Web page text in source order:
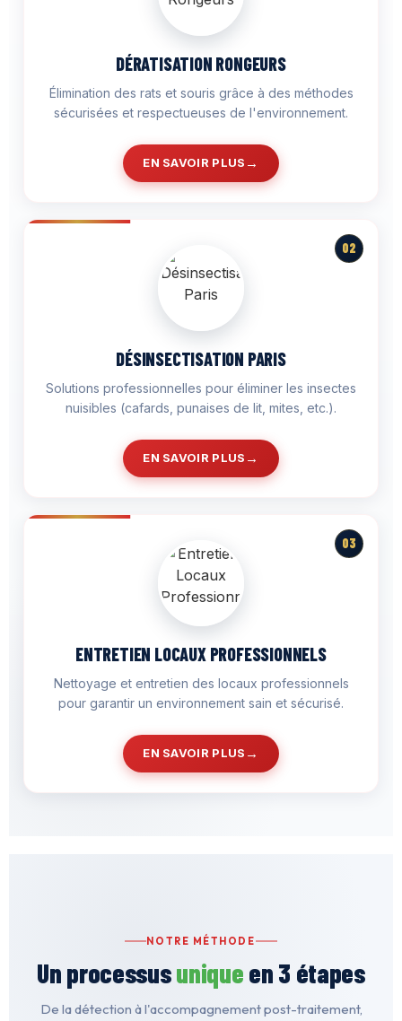
DÉRATISATION RONGEURS
Élimination des rats et souris grâce à des méthodes
sécurisées et respectueuses de l'environnement.
EN SAVOIR PLUS
02
DÉSINSECTISATION PARIS
Solutions professionnelles pour éliminer les insectes
nuisibles (cafards, punaises de lit, mites, etc.).
EN SAVOIR PLUS
03
ENTRETIEN LOCAUX PROFESSIONNELS
Nettoyage et entretien des locaux professionnels
pour garantir un environnement sain et sécurisé.
EN SAVOIR PLUS
NOTRE MÉTHODE
Un processusuniqueen 3 étapes
De la détection à l'accompagnement post-traitement,